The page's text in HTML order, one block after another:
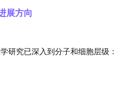
展方向
研究已深入到分子和细胞层级：